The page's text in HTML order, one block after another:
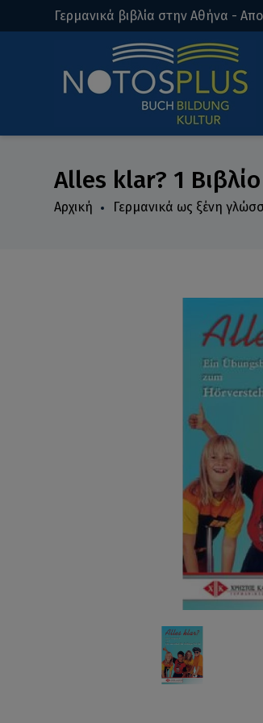
Γερμανικά βιβλία στην Αθήνα -
Alles klar? 1
Αρχική Γερμανικά ως ξένη